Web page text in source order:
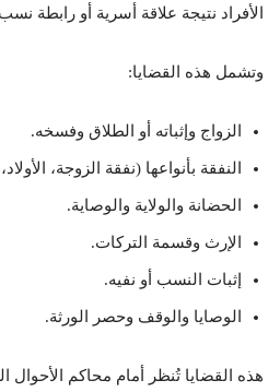
الأفراد نتيجة علاقة أسرية أو رابطة
وتشمل هذه القضايا:
الزواج وإثباته أو الطلاق وفسخه.
النفقة بأنواعها (نفقة الزوجة،
الحضانة والولاية والوصاية.
الإرث وقسمة التركات.
إثبات النسب أو نفيه.
الوصايا والوقف وحصر الورثة.
هذه القضايا تُنظر أمام محاكم الأحوال